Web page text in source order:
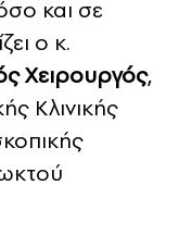
και σε
ο κ.
Χειρουργός,
Κλινικής